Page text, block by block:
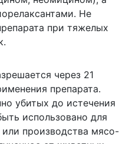
Не
при тяжелых
через 21
препарата.
убитых до истечения
использовано для
производства мясо-